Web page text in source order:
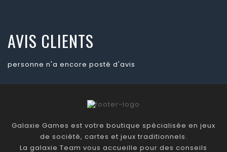
AVIS CLIENTS
personne n'a encore posté d'avis
Galaxie Games est votre boutique spécialisée en jeux
de société, cartes et jeux traditionnels.
La galaxie Team vous accueille pour des conseils